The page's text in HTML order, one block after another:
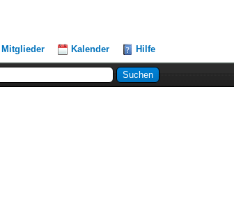
Mitglieder Kalender Hilfe